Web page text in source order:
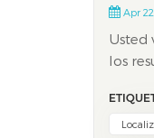
Apr
Usted
los